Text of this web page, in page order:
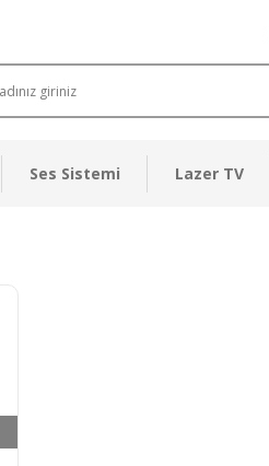
Ses Sistemi Lazer TV